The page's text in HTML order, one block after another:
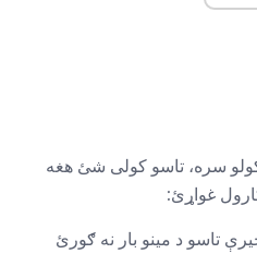
سره، تاسو کولی شئ هغه
غواړئ:
تاسو د مینو بار نه ګورئ